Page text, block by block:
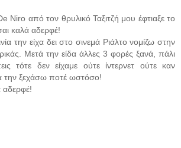
Niro από τον θρυλικό Ταξιτζή μου έφτιαξε το
καλά αδερφέ!
την είχα δει στο σινεμά Ριάλτο νομίζω στην
Μετά την είδα άλλες 3 φορές ξανά, πάλι
τότε δεν είχαμε ούτε ίντερνετ ούτε καν
την ξεχάσω ποτέ ωστόσο!
αδερφέ!